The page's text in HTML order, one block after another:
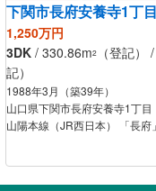
下関市長府安養寺1丁
1,250万円
3DK / 330.86m2
（登記）
記）
1988年3月（築39年）
山口県下関市長府安養寺1丁目
山陽本線（JR西日本） 「長府